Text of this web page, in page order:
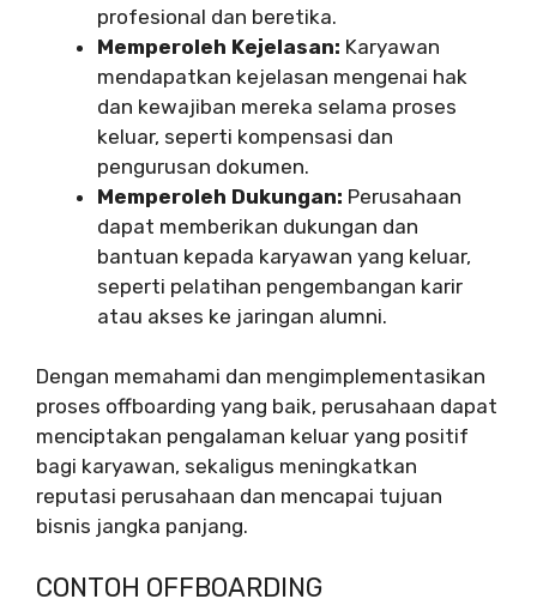
profesional dan beretika.
Memperoleh Kejelasan: Karyawan
mendapatkan kejelasan mengenai hak
dan kewajiban mereka selama proses
keluar, seperti kompensasi dan
pengurusan dokumen.
Memperoleh Dukungan: Perusahaan
dapat memberikan dukungan dan
bantuan kepada karyawan yang keluar,
seperti pelatihan pengembangan karir
atau akses ke jaringan alumni.
Dengan memahami dan mengimplementasikan
proses offboarding yang baik, perusahaan dapat
menciptakan pengalaman keluar yang positif
bagi karyawan, sekaligus meningkatkan
reputasi perusahaan dan mencapai tujuan
bisnis jangka panjang.
CONTOH OFFBOARDING